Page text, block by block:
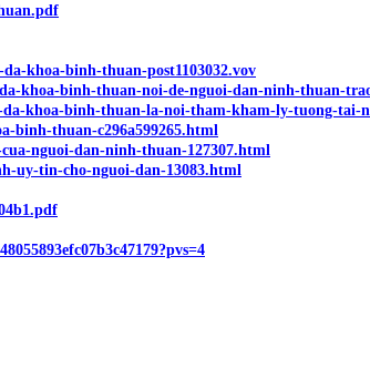
khoa-binh-thuan-post1103032.vov
khoa-binh-thuan-noi-de-nguoi-dan-ninh-thuan-
khoa-binh-thuan-la-noi-tham-kham-ly-tuong-tai-
binh-thuan-c296a599265.html
nguoi-dan-ninh-thuan-127307.html
uy-tin-cho-nguoi-dan-13083.html